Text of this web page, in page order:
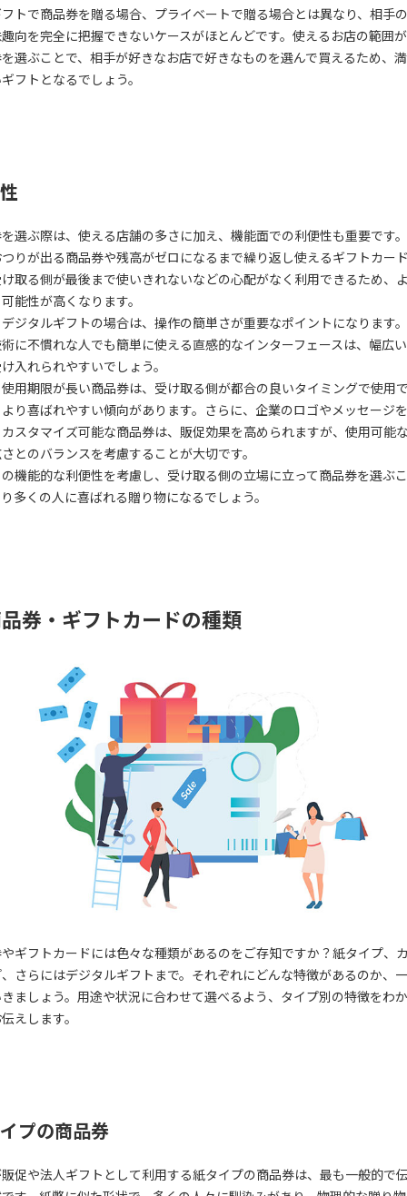
トで商品券を贈る場合、プライベートで贈る場合とは異なり、相手
向を完全に把握できないケースがほとんどです。使えるお店の範囲
選ぶことで、相手が好きなお店で好きなものを選んで買えるため、
フトとなるでしょう。
選ぶ際は、使える店舗の多さに加え、機能面での利便性も重要です
りが出る商品券や残高がゼロになるまで繰り返し使えるギフトカー
取る側が最後まで使いきれないなどの心配がなく利用できるため、
能性が高くなります。
ジタルギフトの場合は、操作の簡単さが重要なポイントになります
に不慣れな人でも簡単に使える直感的なインターフェースは、幅広
入れられやすいでしょう。
用期限が長い商品券は、受け取る側が都合の良いタイミングで使用
り喜ばれやすい傾向があります。さらに、企業のロゴやメッセージ
スタマイズ可能な商品券は、販促効果を高められますが、使用可能
とのバランスを考慮することが大切です。
機能的な利便性を考慮し、受け取る側の立場に立って商品券を選ぶ
多くの人に喜ばれる贈り物になるでしょう。
券・ギフトカードの種類
ギフトカードには色々な種類があるのをご存知ですか？紙タイプ、
さらにはデジタルギフトまで。それぞれにどんな特徴があるのか、
ましょう。用途や状況に合わせて選べるよう、タイプ別の特徴をわ
えします。
プの商品券
促や法人ギフトとして利用する紙タイプの商品券は、最も一般的で